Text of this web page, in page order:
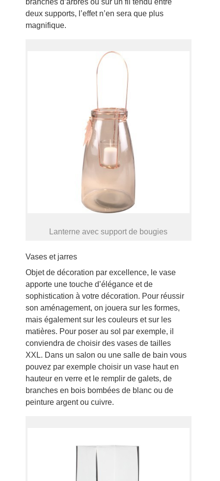
branches d’arbres ou sur un fil tendu entre
deux supports, l’effet n’en sera que plus
magnifique.
Lanterne avec support de bougies
Vases et jarres
Objet de décoration par excellence, le vase
apporte une touche d’élégance et de
sophistication à votre décoration. Pour réussir
son aménagement, on jouera sur les formes,
mais également sur les couleurs et sur les
matières. Pour poser au sol par exemple, il
conviendra de choisir des vases de tailles
XXL. Dans un salon ou une salle de bain vous
pouvez par exemple choisir un vase haut en
hauteur en verre et le remplir de galets, de
branches en bois bombées de blanc ou de
peinture argent ou cuivre.